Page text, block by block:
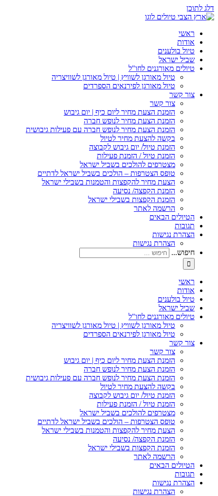
דלג לתוכן
ראשי
אודות
טיול בולענים
שביל ישראל
טיולים מאורגנים לחו"ל
טיול מאורגן לשוויץ | טיול מאורגן לשוויצריה
טיול מאורגן לפירנאים הספרדים
צור קשר
צור קשר
הזמנת הצעת מחיר ליום כיף | יום גיבוש
הזמנת הצעת מחיר לנופש חברה
הזמנת הצעת מחיר לנופש חברה עם פעילות גיבושית
בקשה להצעת מחיר לטיול
הזמנת טיול/ יום גיבוש לקבוצה
הזמנת טיול / הזמנת פעילות
מצטרפים להולכים בשביל ישראל
טופס הצטרפות – הולכים בשביל ישראל לדתיים
הצעת מחיר להקפצות והטמנות בשבילי ישראל
הזמנת הקפצה/ נסיעה
הזמנת הקפצות בשבילי ישראל
הרשמה לאתר
הטיולים הבאים
תגובות
הצהרת נגישות
הצהרת נגישות
חיפוש...
ראשי
אודות
טיול בולענים
שביל ישראל
טיולים מאורגנים לחו"ל
טיול מאורגן לשוויץ | טיול מאורגן לשוויצריה
טיול מאורגן לפירנאים הספרדים
צור קשר
צור קשר
הזמנת הצעת מחיר ליום כיף | יום גיבוש
הזמנת הצעת מחיר לנופש חברה
הזמנת הצעת מחיר לנופש חברה עם פעילות גיבושית
בקשה להצעת מחיר לטיול
הזמנת טיול/ יום גיבוש לקבוצה
הזמנת טיול / הזמנת פעילות
מצטרפים להולכים בשביל ישראל
טופס הצטרפות – הולכים בשביל ישראל לדתיים
הצעת מחיר להקפצות והטמנות בשבילי ישראל
הזמנת הקפצה/ נסיעה
הזמנת הקפצות בשבילי ישראל
הרשמה לאתר
הטיולים הבאים
תגובות
הצהרת נגישות
הצהרת נגישות